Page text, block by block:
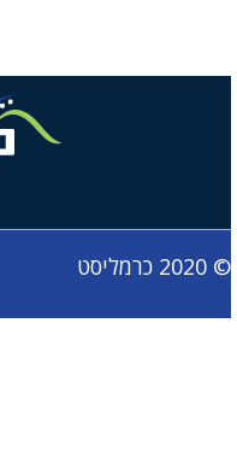
© 2020 כרמליסט